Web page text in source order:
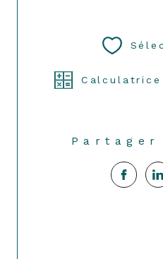
Calculatrice